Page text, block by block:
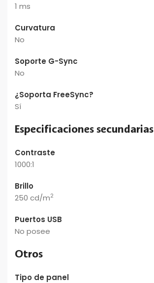
1 ms
Curvatura
No
Soporte G-Sync
No
¿Soporta FreeSync?
Sí
Especificaciones secundarias
Contraste
1000:1
Brillo
250 cd/m2
Puertos USB
No posee
Otros
Tipo de panel